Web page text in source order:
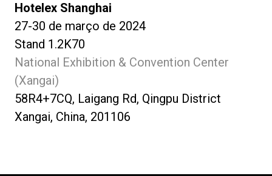
Hotelex Shanghai
27-30 de março de 2024
Stand 1.2K70
National Exhibition & Convention Center
(Xangai)
58R4+7CQ, Laigang Rd, Qingpu District
Xangai, China, 201106